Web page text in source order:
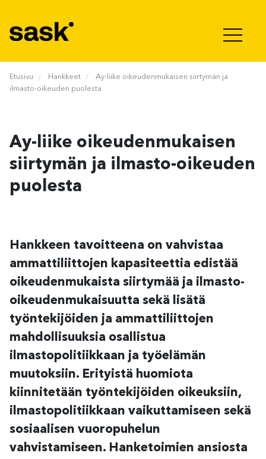
Etusivu Hankkeet
Ay-liike oikeudenmukaisen siirtymän ja
ilmasto-oikeuden puolesta
Ay-liike oikeudenmukaisen
siirtymän ja ilmasto-oikeuden
puolesta
Hankkeen tavoitteena on vahvistaa
ammattiliittojen kapasiteettia edistää
oikeudenmukaista siirtymää ja ilmasto-
oikeudenmukaisuutta sekä lisätä
työntekijöiden ja ammattiliittojen
mahdollisuuksia osallistua
ilmastopolitiikkaan ja työelämän
muutoksiin. Erityistä huomiota
kiinnitetään työntekijöiden oikeuksiin,
ilmastopolitiikkaan vaikuttamiseen sekä
sosiaalisen vuoropuhelun
vahvistamiseen. Hanketoimien ansiosta